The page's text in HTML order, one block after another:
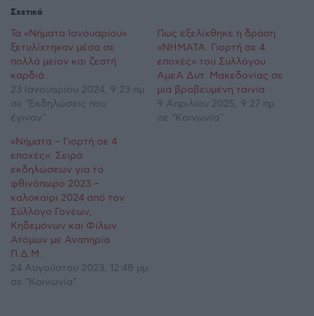
Σχετικά
Τα «Νήματα Ιανουαρίου»
ξετυλίχτηκαν μέσα σε
πολλά μείον και ζεστή
καρδιά
23 Ιανουαρίου 2024, 9:23 πμ
σε "Εκδηλώσεις που
έγιναν"
Πως εξελίχθηκε η δράση
«ΝΗΜΑΤΑ. Γιορτή σε 4
εποχές» του Συλλόγου
ΑμεΑ Δυτ. Μακεδονίας σε
μια βραβευμένη ταινία
9 Απριλίου 2025, 9:27 πμ
σε "Κοινωνία"
«Νήματα – Γιορτή σε 4
εποχές»: Σειρά
εκδηλώσεων για το
φθινόπωρο 2023 –
καλοκαίρι 2024 από τον
Σύλλογο Γονέων,
Κηδεμόνων και Φίλων
Ατόμων με Αναπηρία
Π.Δ.Μ.
24 Αυγούστου 2023, 12:48 μμ
σε "Κοινωνία"